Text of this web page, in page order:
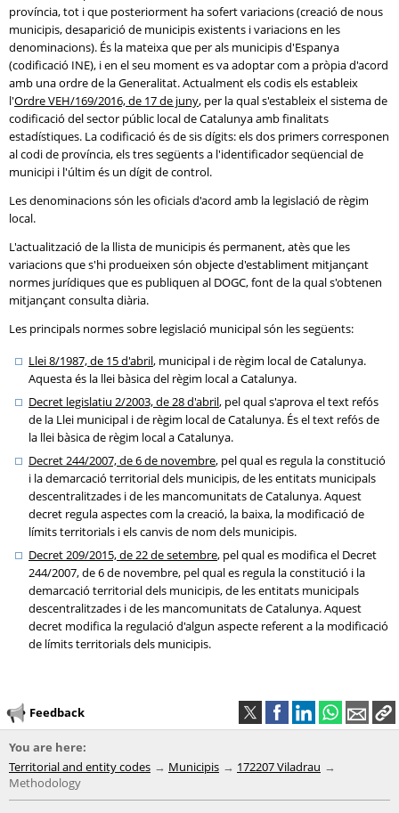
província, tot i que posteriorment ha sofert variacions (creació de nous
municipis, desaparició de municipis existents i variacions en les
denominacions). És la mateixa que per als municipis d'Espanya
(codificació INE), i en el seu moment es va adoptar com a pròpia d'acord
amb una ordre de la Generalitat. Actualment els codis els estableix
l'Ordre VEH/169/2016, de 17 de juny, per la qual s'estableix el sistema de
codificació del sector públic local de Catalunya amb finalitats
estadístiques. La codificació és de sis dígits: els dos primers corresponen
al codi de província, els tres següents a l'identificador seqüencial de
municipi i l'últim és un dígit de control.
Les denominacions són les oficials d'acord amb la legislació de règim
local.
L'actualització de la llista de municipis és permanent, atès que les
variacions que s'hi produeixen són objecte d'establiment mitjançant
normes jurídiques que es publiquen al DOGC, font de la qual s'obtenen
mitjançant consulta diària.
Les principals normes sobre legislació municipal són les següents:
Llei 8/1987, de 15 d'abril, municipal i de règim local de Catalunya.
Aquesta és la llei bàsica del règim local a Catalunya.
Decret legislatiu 2/2003, de 28 d'abril, pel qual s'aprova el text refós
de la Llei municipal i de règim local de Catalunya. És el text refós de
la llei bàsica de règim local a Catalunya.
Decret 244/2007, de 6 de novembre, pel qual es regula la constitució
i la demarcació territorial dels municipis, de les entitats municipals
descentralitzades i de les mancomunitats de Catalunya. Aquest
decret regula aspectes com la creació, la baixa, la modificació de
límits territorials i els canvis de nom dels municipis.
Decret 209/2015, de 22 de setembre, pel qual es modifica el Decret
244/2007, de 6 de novembre, pel qual es regula la constitució i la
demarcació territorial dels municipis, de les entitats municipals
descentralitzades i de les mancomunitats de Catalunya. Aquest
decret modifica la regulació d'algun aspecte referent a la modificació
de límits territorials dels municipis.
Feedback
You are here:
Territorial and entity codes
Municipis
172207 Viladrau
Methodology